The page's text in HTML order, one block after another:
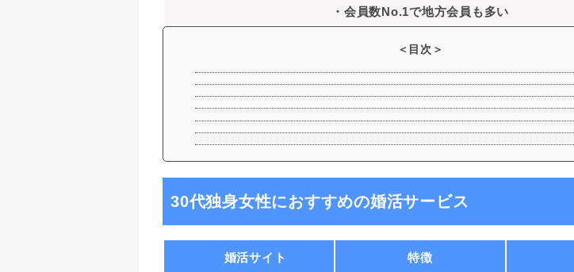
・会員数No.1で地方会員も多い
30代独身女性におすすめの婚活サービス
婚活サイト 特徴